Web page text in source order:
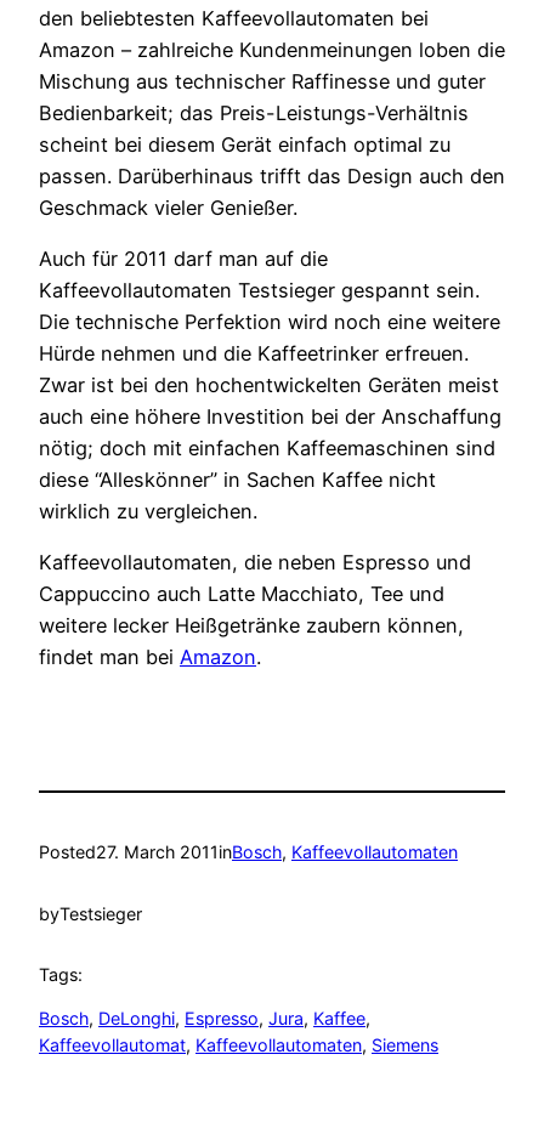
den beliebtesten Kaffeevollautomaten bei
Amazon – zahlreiche Kundenmeinungen loben die
Mischung aus technischer Raffinesse und guter
Bedienbarkeit; das Preis-Leistungs-Verhältnis
scheint bei diesem Gerät einfach optimal zu
passen. Darüberhinaus trifft das Design auch den
Geschmack vieler Genießer.
Auch für 2011 darf man auf die
Kaffeevollautomaten Testsieger gespannt sein.
Die technische Perfektion wird noch eine weitere
Hürde nehmen und die Kaffeetrinker erfreuen.
Zwar ist bei den hochentwickelten Geräten meist
auch eine höhere Investition bei der Anschaffung
nötig; doch mit einfachen Kaffeemaschinen sind
diese “Alleskönner” in Sachen Kaffee nicht
wirklich zu vergleichen.
Kaffeevollautomaten, die neben Espresso und
Cappuccino auch Latte Macchiato, Tee und
weitere lecker Heißgetränke zaubern können,
findet man bei Amazon.
Posted27. March 2011inBosch, Kaffeevollautomaten
byTestsieger
Tags:
Bosch, DeLonghi, Espresso, Jura, Kaffee
Kaffeevollautomat, Kaffeevollautomaten, Siemens